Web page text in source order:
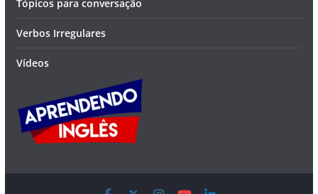
Tópicos para conversação
Verbos Irregulares
Vídeos